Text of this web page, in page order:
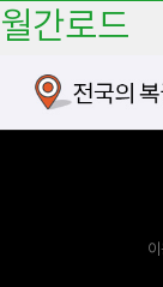
월간로드